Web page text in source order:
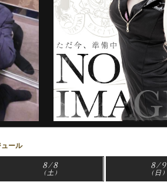
ール
8/8
(土)
8/9
(日)